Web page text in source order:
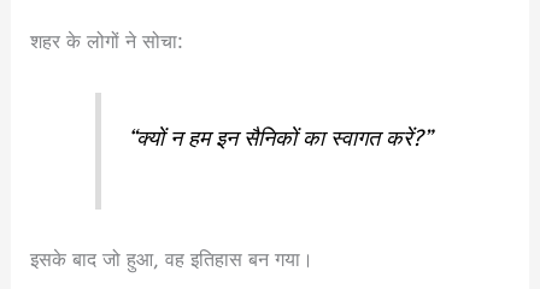
शहर के लोगों ने सोचा:
“क्यों न हम इन सैनिकों का स्वागत करें?”
इसके बाद जो हुआ, वह इतिहास बन गया।